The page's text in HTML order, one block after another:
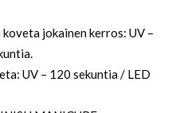
jokainen kerros: UV –
UV – 120 sekuntia / LED